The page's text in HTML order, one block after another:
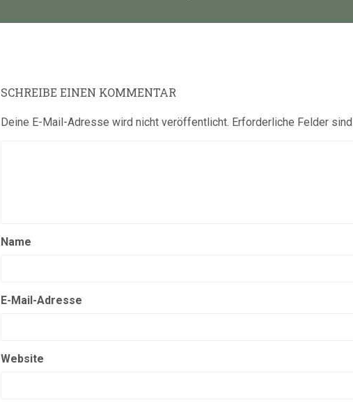
SCHREIBE EINEN KOMMENTAR
Deine E-Mail-Adresse wird nicht veröffentlicht. Erforderliche Felder
Name
E-Mail-Adresse
Website